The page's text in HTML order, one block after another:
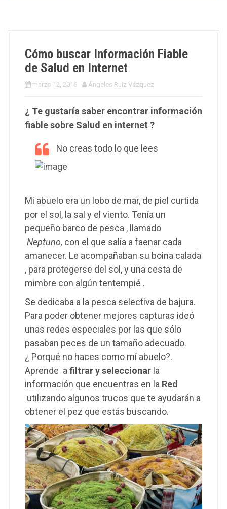
Cómo buscar Información Fiable
de Salud en Internet
marzo 12, 2016 Ángeles Ruiz Vázquez
¿ Te gustaría saber encontrar información
fiable sobre Salud en internet ?
No creas todo lo que lees
Mi abuelo era un lobo de mar, de piel curtida
por el sol, la sal y el viento. Tenía un
pequeño barco de pesca , llamado
Neptuno, con el que salía a faenar cada
amanecer. Le acompañaban su boina calada
, para protegerse del sol, y una cesta de
mimbre con algún tentempié .
Se dedicaba a la pesca selectiva de bajura.
Para poder obtener mejores capturas ideó
unas redes especiales por las que sólo
pasaban peces de un tamaño adecuado.
¿ Porqué no haces como mí abuelo?.
Aprende afiltrar y seleccionar la
información que encuentras en la Red
utilizando algunos trucos que te ayudarán a
obtener el pez que estás buscando.